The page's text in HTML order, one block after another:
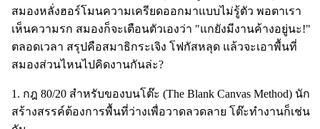
สมองหลั่งฮอร์โมนความเครียดออกมาแบบไม่รู้ตัว พอตาเรา
เห็นความรก สมองก็จะเตือนตัวเองว่า "แกยังมีงานค้างอยู่นะ!"
ตลอดเวลา สรุปคือสมาธิกระเจิง โฟกัสหลุด แล้วจะเอาพื้นที่
สมองส่วนไหนไปคิดงานกันล่ะ?
1. กฎ 80/20 สำหรับของบนโต๊ะ (The Blank Canvas Method) นัก
สร้างสรรค์ต้องการพื้นที่ว่างเพื่อวาดลวดลาย โต๊ะทำงานก็เช่น